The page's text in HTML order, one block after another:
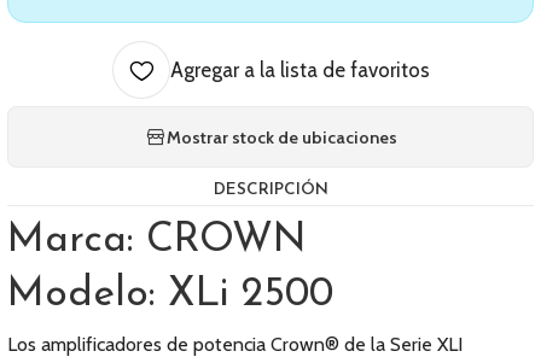
Agregar a la lista de favoritos
Mostrar stock de ubicaciones
DESCRIPCIÓN
Marca: CROWN
Modelo: XLi 2500
Los amplificadores de potencia Crown® de la Serie XLI